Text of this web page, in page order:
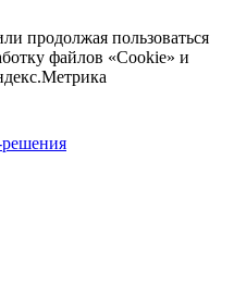
продолжая пользоваться
файлов «Cookie» и
решения